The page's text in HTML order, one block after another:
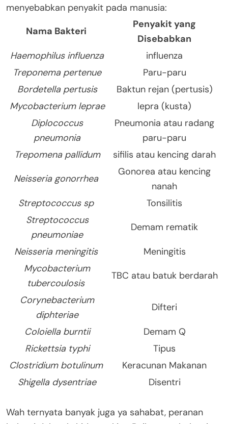
menyebabkan penyakit pada manusia:
Nama Bakteri
Penyakit yang
Disebabkan
Haemophilus influenza
influenza
Treponema pertenue
Paru-paru
Bordetella pertusis
Baktun rejan (pertusis)
Mycobacterium leprae
lepra (kusta)
Diplococcus
pneumonia
Pneumonia atau radang
paru-paru
Trepomena pallidum
sifilis atau kencing darah
Neisseria gonorrhea
Gonorea atau kencing
nanah
Streptococcus sp
Tonsilitis
Streptococcus
pneumoniae
Demam rematik
Neisseria meningitis
Meningitis
Mycobacterium
tubercoulosis
TBC atau batuk berdarah
Corynebacterium
diphteriae
Difteri
Coloiella burntii
Demam Q
Rickettsia typhi
Tipus
Clostridium botulinum
Keracunan Makanan
Shigella dysentriae
Disentri
Wah ternyata banyak juga ya sahabat, peranan